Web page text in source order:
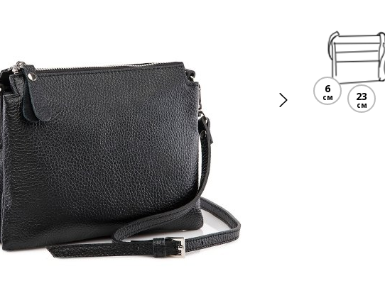
6
см 23
см